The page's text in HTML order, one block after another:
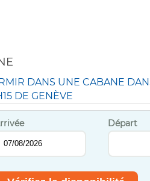
DANS UNE CABANE
DE GENÈVE
Départ